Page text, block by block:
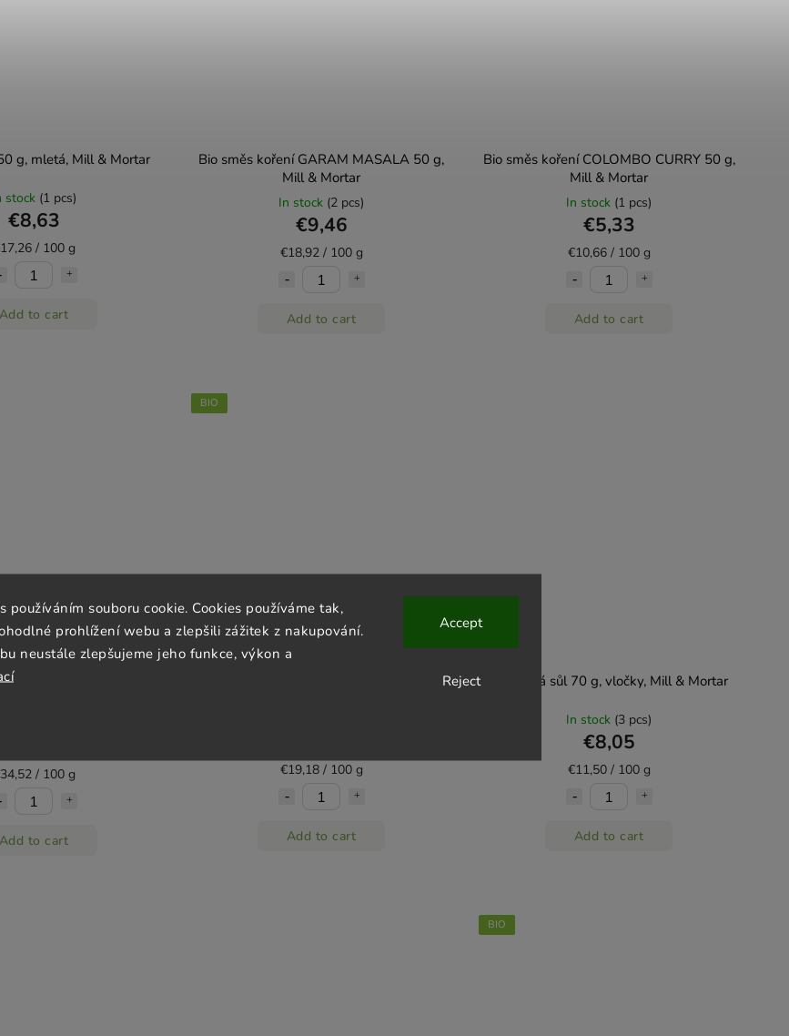
používáním souboru cookie. Cookies používáme tak,
prohlížení webu a zlepšili zážitek z nakupování.
neustále zlepšujeme jeho funkce, výkon a
Reject
Accept
g, mletá, Mill & Mortar
stock (1 pcs)
€8,63
/ 100 g
Add to cart
Bio směs koření GARAM MASALA 50 g,
Mill & Mortar
In stock (2 pcs)
€9,46
€18,92 / 100 g
Add to cart
Bio směs koření COLOMBO CURRY 50 g,
Mill & Mortar
In stock (1 pcs)
€5,33
€10,66 / 100 g
Add to cart
25 g, celý, Mill
/ 100 g
Add to cart
BIO
€19,18 / 100 g
Add to cart
Citrusová sůl 70 g, vločky, Mill & Mortar
In stock (3 pcs)
€8,05
€11,50 / 100 g
Add to cart
BIO